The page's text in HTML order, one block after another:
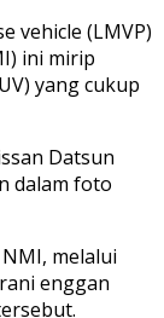
vehicle (LMVP)
ini mirip
yang cukup
Datsun
dalam foto
melalui
enggan